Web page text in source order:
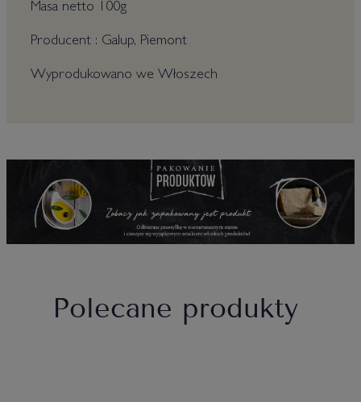
Masa netto 100g
Producent : Galup, Piemont
Wyprodukowano we Włoszech
Polecane produkty